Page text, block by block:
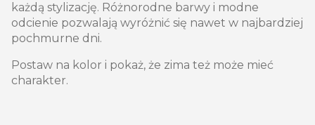
każdą stylizację. Różnorodne barwy i modne
odcienie pozwalają wyróżnić się nawet w najbardziej
pochmurne dni.
Postaw na kolor i pokaż, że zima też może mieć
charakter.